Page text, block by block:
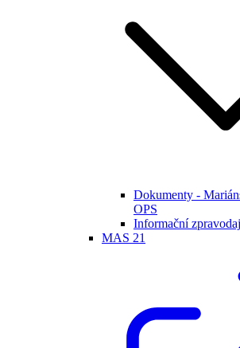
Dokumenty -
OPS
Informační
MAS 21